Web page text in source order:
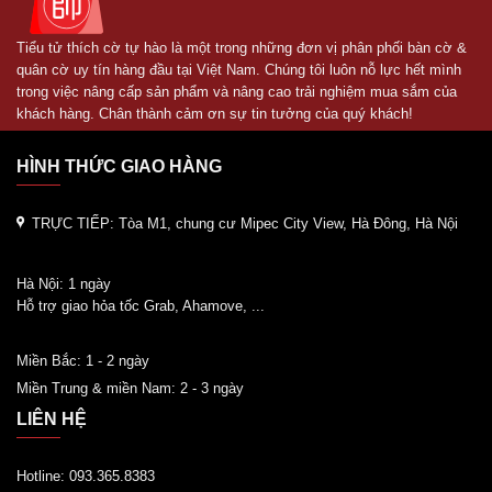
Tiểu tử thích cờ tự hào là một trong những đơn vị phân phối bàn cờ &
quân cờ uy tín hàng đầu tại Việt Nam. Chúng tôi luôn nỗ lực hết mình
trong việc nâng cấp sản phẩm và nâng cao trải nghiệm mua sắm của
khách hàng. Chân thành cảm ơn sự tin tưởng của quý khách!
HÌNH THỨC GIAO HÀNG
TRỰC TIẾP: Tòa M1, chung cư Mipec City View, Hà Đông, Hà Nội
Hà Nội: 1 ngày
Hỗ trợ giao hỏa tốc Grab, Ahamove, ...
Miền Bắc: 1 - 2 ngày
Miền Trung & miền Nam: 2 - 3 ngày
LIÊN HỆ
Hotline: 093.365.8383